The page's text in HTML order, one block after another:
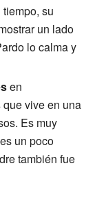
su
un lado
lo calma y
en
vive en una
Es muy
un poco
también fue